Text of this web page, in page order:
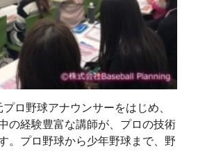
ロ野球アナウンサーをはじめ、
の経験豊富な講師が、プロの技術
。プロ野球から少年野球まで、野